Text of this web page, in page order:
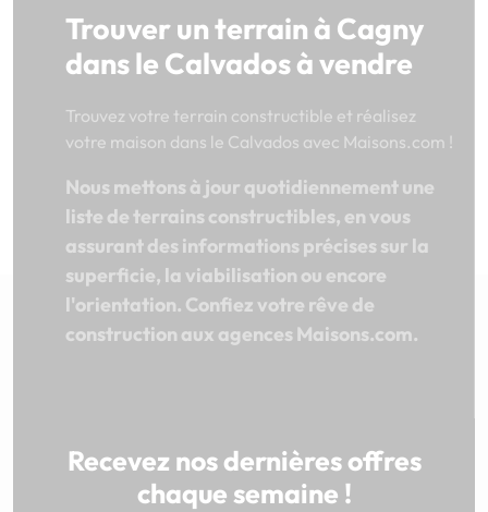
Trouver un terrain à Cagny
dans le Calvados à vendre
Trouvez votre terrain constructible et réalisez
votre maison dans le Calvados avec Maisons.com !
Nous mettons à jour quotidiennement une
liste de terrains constructibles, en vous
assurant des informations précises sur la
superficie, la viabilisation ou encore
l'orientation. Confiez votre rêve de
construction aux agences Maisons.com.
Recevez nos dernières offres
chaque semaine !